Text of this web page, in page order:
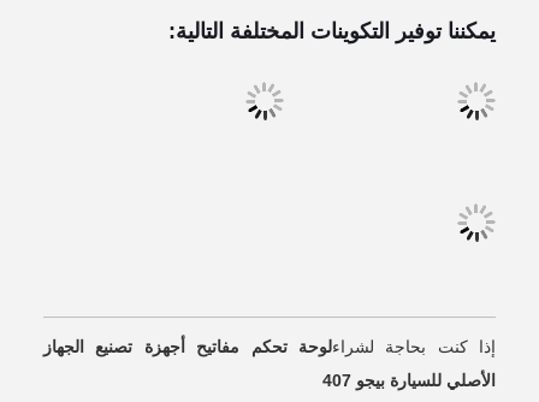
يمكننا توفير التكوينات المختلفة التالية:
إذا كنت بحاجة لشراءلوحة تحكم مفاتيح أجهزة تصنيع الجهاز
الأصلي للسيارة بيجو 407